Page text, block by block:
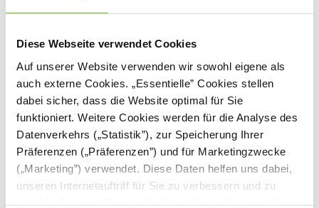
Diese Webseite verwendet Cookies
Auf unserer Website verwenden wir sowohl eigene als
auch externe Cookies. „Essentielle” Cookies stellen
dabei sicher, dass die Website optimal für Sie
funktioniert. Weitere Cookies werden für die Analyse des
Datenverkehrs („Statistik”), zur Speicherung Ihrer
Präferenzen („Präferenzen”) und für Marketingzwecke
(„Marketing”) verwendet. Diese Daten helfen uns dabei,
unseren Internetauftriff für Sie zu verbessern und zu
Die Welt der Pflanzen
Produktnummer:200145
89,90 €
Pflanzenpresse
Produktnummer:309081
18,90 €